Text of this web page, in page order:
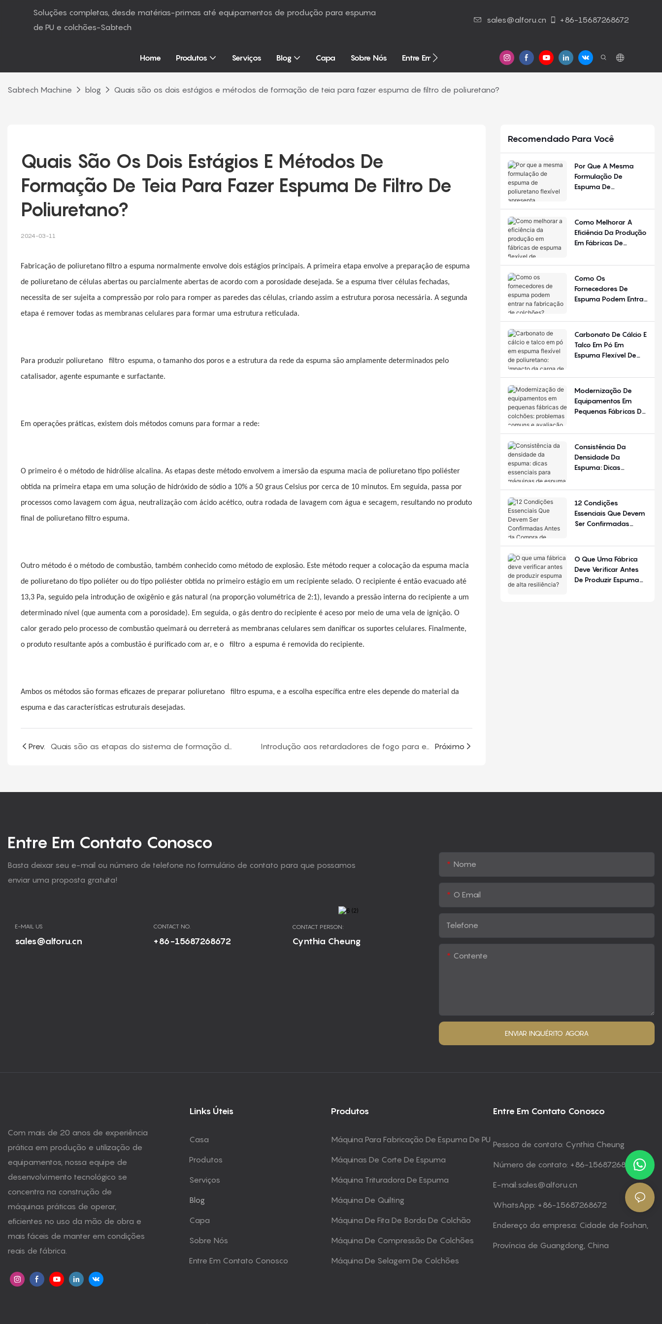
Soluções completas, desde matérias-primas até equipamentos de produção para espuma
de PU e colchões-Sabtech
sales@alforu.cn +86-15687268672
Home Produtos Serviços Blog Capa Sobre Nós Entre Em Contato Conosco
Sabtech Machine blog Quais são os dois estágios e métodos de formação de teia para fazer espuma de filtro de poliuretano?
Quais São Os Dois Estágios E Métodos De
Formação De Teia Para Fazer Espuma De Filtro De
Poliuretano?
2024-03-11
Fabricação de poliuretano filtro a espuma normalmente envolve dois estágios principais. A primeira etapa envolve a preparação de espuma
de poliuretano de células abertas ou parcialmente abertas de acordo com a porosidade desejada. Se a espuma tiver células fechadas,
necessita de ser sujeita a compressão por rolo para romper as paredes das células, criando assim a estrutura porosa necessária. A segunda
etapa é remover todas as membranas celulares para formar uma estrutura reticulada.
Para produzir poliuretano filtro espuma, o tamanho dos poros e a estrutura da rede da espuma são amplamente determinados pelo
catalisador, agente espumante e surfactante.
Em operações práticas, existem dois métodos comuns para formar a rede:
O primeiro é o método de hidrólise alcalina. As etapas deste método envolvem a imersão da espuma macia de poliuretano tipo poliéster
obtida na primeira etapa em uma solução de hidróxido de sódio a 10% a 50 graus Celsius por cerca de 10 minutos. Em seguida, passa por
processos como lavagem com água, neutralização com ácido acético, outra rodada de lavagem com água e secagem, resultando no produto
final de poliuretano filtro espuma.
Outro método é o método de combustão, também conhecido como método de explosão. Este método requer a colocação da espuma macia
de poliuretano do tipo poliéter ou do tipo poliéster obtida no primeiro estágio em um recipiente selado. O recipiente é então evacuado até
13,3 Pa, seguido pela introdução de oxigênio e gás natural (na proporção volumétrica de 2:1), levando a pressão interna do recipiente a um
determinado nível (que aumenta com a porosidade). Em seguida, o gás dentro do recipiente é aceso por meio de uma vela de ignição. O
calor gerado pelo processo de combustão queimará ou derreterá as membranas celulares sem danificar os suportes celulares. Finalmente,
o produto resultante após a combustão é purificado com ar, e o
filtro a espuma é removida do recipiente.
Ambos os métodos são formas eficazes de preparar poliuretano filtro espuma, e a escolha específica entre eles depende do material da
espuma e das características estruturais desejadas.
Prev. Quais são as etapas do sistema de formação de espuma de poliuretano? Introdução aos retardadores de fogo para espuma à prova de fogo Próximo
Recomendado Para Você
Por Que A Mesma
Formulação De
Espuma De
Apresenta
Diferente Em
Diferentes Estações
Como Melhorar A
Eficiência Da Produção
Em Fábricas De
Poliuretano?
Como Os
Fornecedores De
Espuma Podem Entrar
Colchões?
Carbonato De Cálcio E
Talco Em Pó Em
Espuma Flexível De
Da Carga De
Modernização De
Equipamentos Em
Pequenas Fábricas De
Comuns E Avaliação
De Configuração.
Consistência Da
Densidade Da
Espuma: Dicas
Máquinas De Espuma
De Poliuretano
12 Condições
Essenciais Que Devem
Ser Confirmadas
Equipamentos Para
O Que Uma Fábrica
Deve Verificar Antes
De Produzir Espuma
Entre Em Contato Conosco
Basta deixar seu e-mail ou número de telefone no formulário de contato para que possamos
enviar uma proposta gratuita!
E-MAIL US
sales@alforu.cn
CONTACT NO.
+86-15687268672
CONTACT PERSON:
Cynthia Cheung
Nome
O Email
Telefone
Contente
ENVIAR INQUÉRITO AGORA
Com mais de 20 anos de experiência
prática em produção e utilização de
equipamentos, nossa equipe de
desenvolvimento tecnológico se
concentra na construção de
máquinas práticas de operar,
eficientes no uso da mão de obra e
mais fáceis de manter em condições
reais de fábrica.
Links Úteis
Casa
Produtos
Serviços
Blog
Capa
Sobre Nós
Entre Em Contato Conosco
Produtos
Máquina Para Fabricação De Espuma De PU
Máquinas De Corte De Espuma
Máquina Trituradora De Espuma
Máquina De Quilting
Máquina De Fita De Borda De Colchão
Máquina De Compressão De Colchões
Máquina De Selagem De Colchões
Entre Em Contato Conosco
Pessoa de contato: Cynthia Cheung
Número de contato: +86-15687268672
E-mail:sales@alforu.cn
WhatsApp: +86-15687268672
Endereço da empresa: Cidade de Foshan,
Província de Guangdong, China